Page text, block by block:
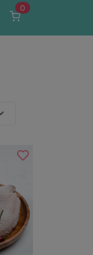
0